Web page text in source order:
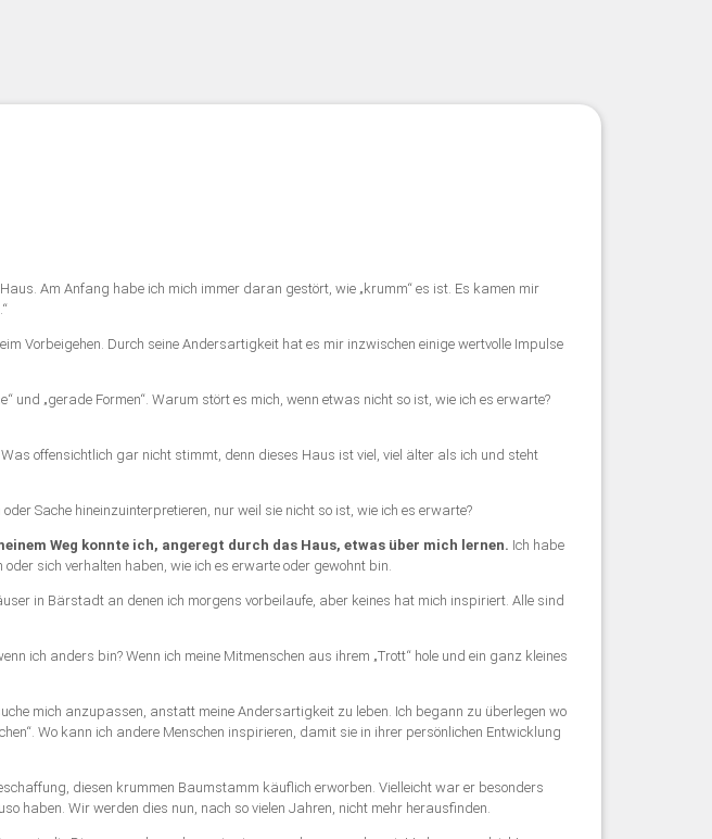
Am Anfang habe ich mich immer daran gestört, wie „krumm“ es ist. Es kamen mir
Vorbeigehen. Durch seine Andersartigkeit hat es mir inzwischen einige wertvolle Impulse
„gerade Formen“. Warum stört es mich, wenn etwas nicht so ist, wie ich es erwarte?
offensichtlich gar nicht stimmt, denn dieses Haus ist viel, viel älter als ich und steht
Sache hineinzuinterpretieren, nur weil sie nicht so ist, wie ich es erwarte?
Weg konnte ich, angeregt durch das Haus, etwas über mich lernen. Ich habe
sich verhalten haben, wie ich es erwarte oder gewohnt bin.
in Bärstadt an denen ich morgens vorbeilaufe, aber keines hat mich inspiriert. Alle sind
ich anders bin? Wenn ich meine Mitmenschen aus ihrem „Trott“ hole und ein ganz kleines
mich anzupassen, anstatt meine Andersartigkeit zu leben. Ich begann zu überlegen wo
Wo kann ich andere Menschen inspirieren, damit sie in ihrer persönlichen Entwicklung
diesen krummen Baumstamm käuflich erworben. Vielleicht war er besonders
haben. Wir werden dies nun, nach so vielen Jahren, nicht mehr herausfinden.